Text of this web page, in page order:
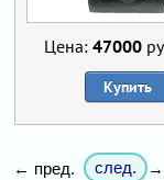
Цена: 47000
Купить
← пред. след. →